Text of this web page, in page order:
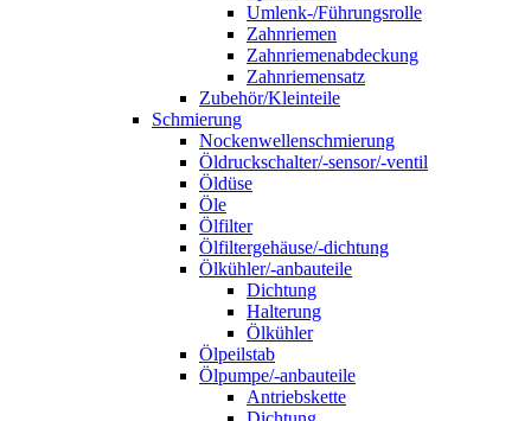
Umlenk-/Führungsrolle
Zahnriemen
Zahnriemenabdeckung
Zahnriemensatz
Zubehör/Kleinteile
Schmierung
Nockenwellenschmierung
Öldruckschalter/-sensor/-ventil
Öldüse
Öle
Ölfilter
Ölfiltergehäuse/-dichtung
Ölkühler/-anbauteile
Dichtung
Halterung
Ölkühler
Ölpeilstab
Ölpumpe/-anbauteile
Antriebskette